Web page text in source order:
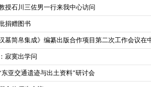
授石川三佐男一行来我中心访问
捐赠图书
墓简帛集成》编纂出版合作项目第二次工作会议在
寂寞出学问
东亚交通遗迹与出土资料”研讨会